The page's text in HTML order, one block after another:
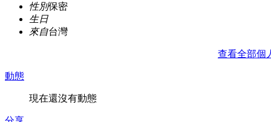
性別保密
生日
來自台灣
查看全部個
動態
現在還沒有動態